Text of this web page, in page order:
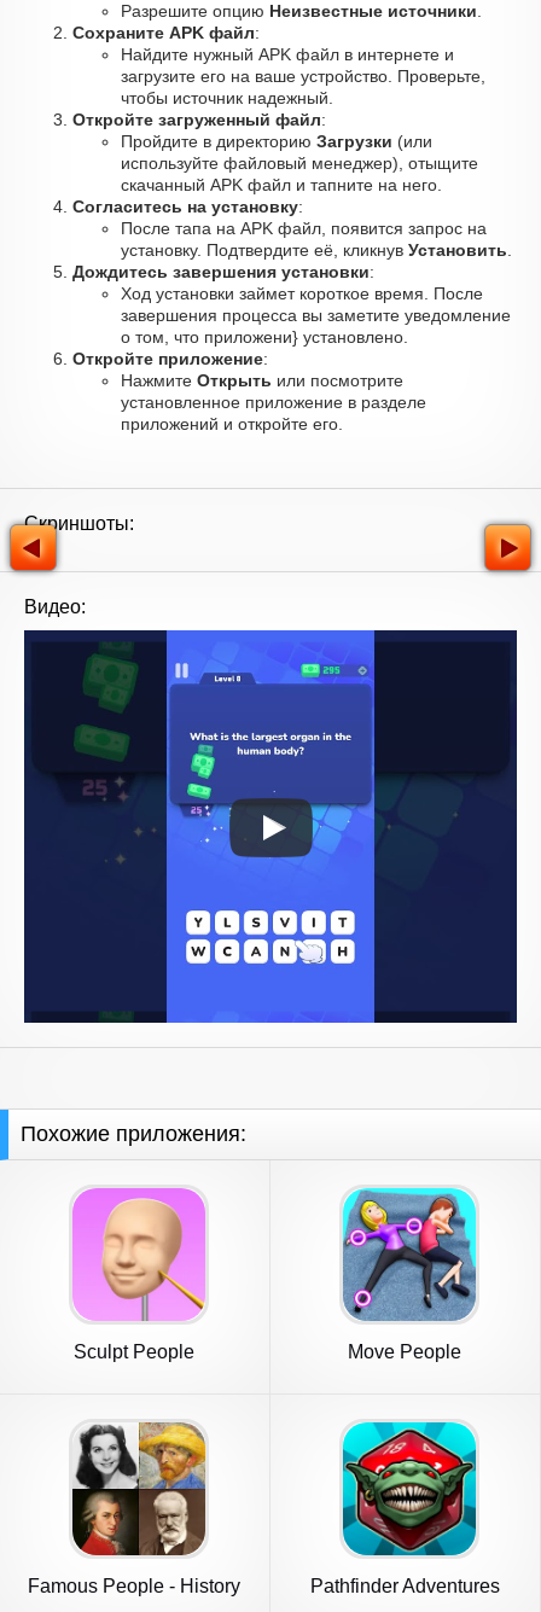
Разрешите опцию Неизвестные источники
Сохраните APK файл:
Найдите нужный APK файл в интернете и
загрузите его на ваше устройство. Проверьте,
чтобы источник надежный.
Откройте загруженный файл:
Пройдите в директорию Загрузки (или
используйте файловый менеджер), отыщите
скачанный APK файл и тапните на него.
Согласитесь на установку:
После тапа на APK файл, появится запрос на
установку. Подтвердите её, кликнув Установить
Дождитесь завершения установки:
Ход установки займет короткое время. После
завершения процесса вы заметите уведомление
о том, что приложени} установлено.
Откройте приложение:
Нажмите Открыть или посмотрите
установленное приложение в разделе
приложений и откройте его.
Скриншоты:
Видео:
Похожие приложения:
Sculpt People Move People
Famous People - History
Pathfinder Adventures